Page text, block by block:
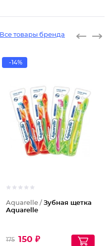
Все товары бренда
-14%
Aquarelle / Зубная щетка
Aquarelle
175 150 ₽